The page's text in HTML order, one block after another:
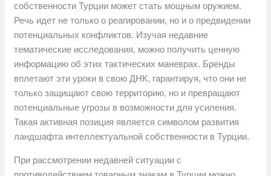
собственности Турции может стать мощным оружием.
Речь идет не только о реагировании, но и о предвидении
потенциальных конфликтов. Изучая недавние
тематические исследования, можно получить ценную
информацию об этих тактических маневрах. Бренды
вплетают эти уроки в свою ДНК, гарантируя, что они не
только защищают свою территорию, но и превращают
потенциальные угрозы в возможности для усиления.
Такая активная позиция является символом развития
ландшафта интеллектуальной собственности в Турции.
При рассмотрении недавней ситуации с